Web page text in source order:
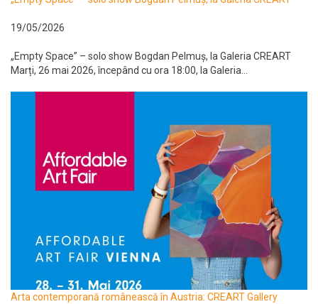
19/05/2026
„Empty Space” – solo show Bogdan Pelmuș, la Galeria CREART
Marți, 26 mai 2026, începând cu ora 18:00, la Galeria...
Arta contemporană românească în Austria: CREART Gallery